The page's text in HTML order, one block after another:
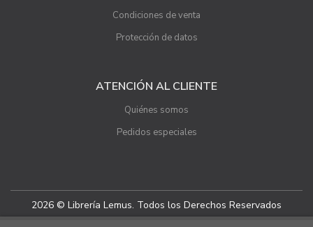
Condiciones de venta
Protección de datos
ATENCIÓN AL CLIENTE
Quiénes somos
Pedidos especiales
2026 © Librería Lemus. Todos los Derechos Reservados